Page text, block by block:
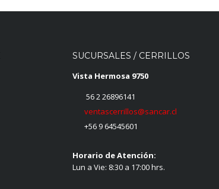
SUCURSALES / CERRILLOS
Vista Hermosa 9750
56 2 26896141
ventascerrillos@sancar.cl
+56 9 64545601
Horario de Atención:
Lun a Vie: 8:30 a 17:00 hrs.